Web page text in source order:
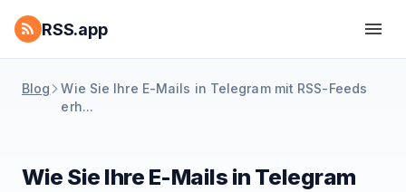
RSS.app
Blog
Wie Sie Ihre E-Mails in Telegram mit RSS-Feeds
erh...
Wie Sie Ihre E-Mails in Telegram